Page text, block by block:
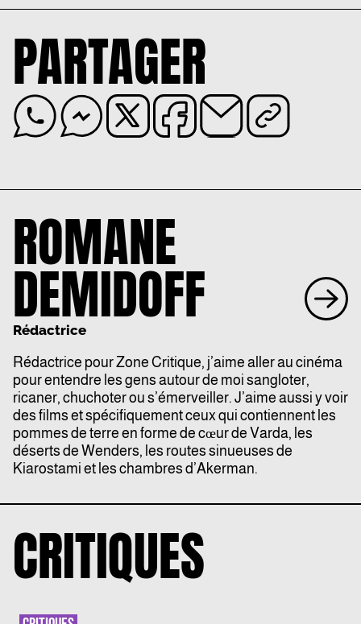
PARTAGER
ROMANE
DEMIDOFF
Rédactrice
Rédactrice pour Zone Critique, j’aime aller au cinéma
pour entendre les gens autour de moi sangloter,
ricaner, chuchoter ou s’émerveiller. J’aime aussi y voir
des films et spécifiquement ceux qui contiennent les
pommes de terre en forme de cœur de Varda, les
déserts de Wenders, les routes sinueuses de
Kiarostami et les chambres d’Akerman.
CRITIQUES